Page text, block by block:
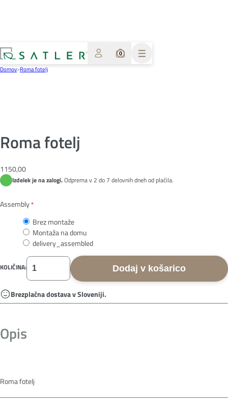
0
Domov>Roma fotelj
Roma fotelj
1150,00
Izdelek je na zalogi.Odprema v 2 do 7 delovnih dneh od plačila.
Assembly*
Brez montaže
Montaža na domu
delivery_assembled
KOLIČINA: Dodaj v košarico
Brezplačna dostava v Sloveniji.
Opis
Roma fotelj